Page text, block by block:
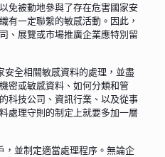
免被動地參與了存在危害國家安
有一定聯繫的敏感活動。因此，
、展覽或市場推廣企業應特別留
安全相關敏感資料的處理，並盡
密或敏感資料、如何分類和管
科技公司、資訊行業、以及從事
處理守則的制定上就要多加一層
，並制定適當處理程序。無論企